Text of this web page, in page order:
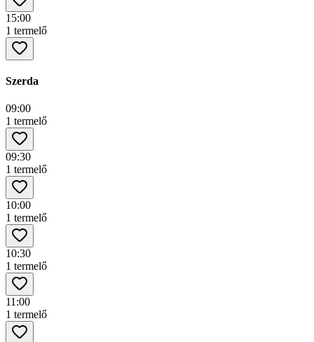
15:00
1 termelő
Szerda
09:00
1 termelő
09:30
1 termelő
10:00
1 termelő
10:30
1 termelő
11:00
1 termelő